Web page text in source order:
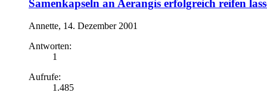
Samenkapseln an Aerangis erfolgreich reifen
Annette, 14. Dezember 2001
Antworten:
1
Aufrufe:
1.485